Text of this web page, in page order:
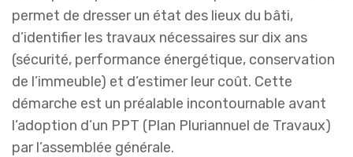
permet de dresser un état des lieux du bâti,
d’identifier les travaux nécessaires sur dix ans
(sécurité, performance énergétique, conservation
de l’immeuble) et d’estimer leur coût. Cette
démarche est un préalable incontournable avant
l’adoption d’un PPT (Plan Pluriannuel de Travaux)
par l’assemblée générale.